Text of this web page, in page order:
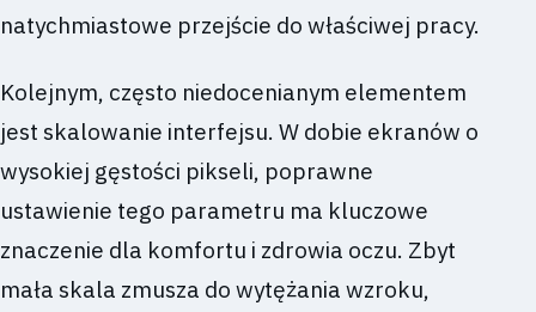
natychmiastowe przejście do właściwej pracy.
Kolejnym, często niedocenianym elementem
jest skalowanie interfejsu. W dobie ekranów o
wysokiej gęstości pikseli, poprawne
ustawienie tego parametru ma kluczowe
znaczenie dla komfortu i zdrowia oczu. Zbyt
mała skala zmusza do wytężania wzroku,